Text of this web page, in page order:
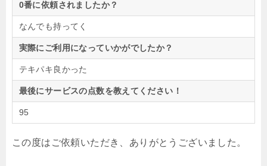
0番に依頼されましたか？
なんでも持ってく
実際にご利用になっていかがでしたか？
テキパキ良かった
最後にサービスの点数を教えてください！
95
この度はご依頼いただき、ありがとうございました。